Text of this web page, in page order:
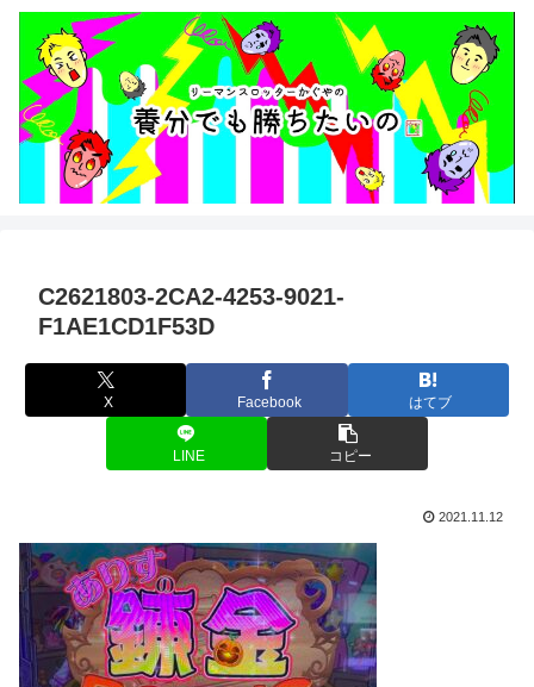
C2621803-2CA2-4253-9021-
F1AE1CD1F53D
X Facebook はてブ
LINE コピー
2021.11.12